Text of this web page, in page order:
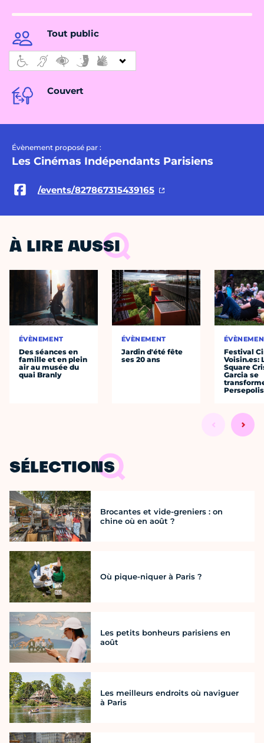
Tout public
Couvert
Évènement proposé par :
Les Cinémas Indépendants Parisiens
/events/827867315439165
À LIRE AUSSI
ÉVÈNEMENT
Des séances en
famille et en plein
air au musée du
quai Branly
ÉVÈNEMENT
Jardin d'été fête
ses 20 ans
Festival
Voisin.es:
Square
Garcia se
SÉLECTIONS
Brocantes et vide-greniers : on
chine où en août ?
Où pique-niquer à Paris ?
Les petits bonheurs parisiens en
août
Les meilleurs endroits où naviguer
à Paris